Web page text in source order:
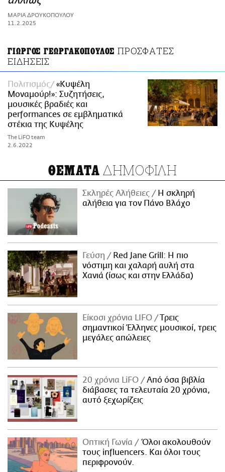
ΑΜΠΑ
PRINT
ΜΑΡΙΑ ΔΡΟΥΚΟΠΟΥΛΟΥ
11.2.2025
ΓΙΩΡΓΟΣ ΓΕΩΡΓΑΚΟΠΟΥΛΟΣ ΠΡΟΣΦΑΤΕΣ
ΕΙΔΗΣΕΙΣ
Πολιτισμός
«Κυψέλη
Μοναμούρ!»: Συζητήσεις,
μουσικές βραδιές και
performances σε εμβληματικά
στέκια της Κυψέλης
The LiFO team
2.6.2022
ΘΕΜΑΤΑ ΔΗΜΟΦΙΛΗ
Σκληρές Αλήθειες
H σκληρή
αλήθεια για τον Πάνο Βλάχο
Γεύση
Red Jane Grill: Η πιο
νόστιμη και χαλαρή αυλή στα
Χανιά (ίσως και στην Ελλάδα)
Είκοσι χρόνια LIFO
Tρεις
σημαντικοί Έλληνες μουσικοί, τρεις
μεγάλες απώλειες
20 χρόνια LiFO
Από όσα βιβλία
διάβασες τα τελευταία 20 χρόνια,
αυτό ξεχωρίζεις
Οπτική Γωνία
Όλοι ακολουθούν
τους influencers. Και όλοι τους
περιφρονούν.